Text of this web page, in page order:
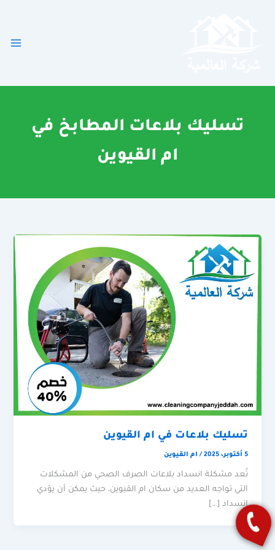
تسليك بلاعات المطابخ في
ام القيوين
تسليك بلاعات في ام القيوين
5 أكتوبر، 2025 / ام القيوين
تُعد مشكلة انسداد بلاعات الصرف الصحي من المشكلات
التي تواجه العديد من سكان ام القيوين، حيث يمكن أن يؤدي
انسداد […]